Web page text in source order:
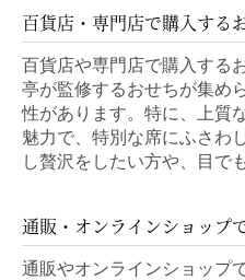
百貨店・専門店で購入する
百貨店や専門店で購入する
亭が監修するおせちが集め
性があります。特に、上質
魅力で、特別な席にふさわ
し贅沢をしたい方や、目で
通販・オンラインショップ
通販やオンラインショップ